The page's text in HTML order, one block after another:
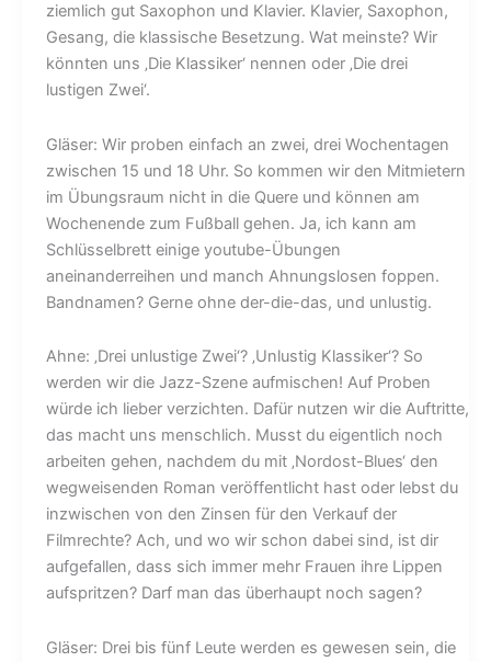
ziemlich gut Saxophon und Klavier. Klavier, Saxophon,
Gesang, die klassische Besetzung. Wat meinste? Wir
könnten uns ‚Die Klassiker‘ nennen oder ‚Die drei
lustigen Zwei‘.
Gläser: Wir proben einfach an zwei, drei Wochentagen
zwischen 15 und 18 Uhr. So kommen wir den Mitmietern
im Übungsraum nicht in die Quere und können am
Wochenende zum Fußball gehen. Ja, ich kann am
Schlüsselbrett einige youtube-Übungen
aneinanderreihen und manch Ahnungslosen foppen.
Bandnamen? Gerne ohne der-die-das, und unlustig.
Ahne: ‚Drei unlustige Zwei‘? ‚Unlustig Klassiker‘? So
werden wir die Jazz-Szene aufmischen! Auf Proben
würde ich lieber verzichten. Dafür nutzen wir die Auftritte,
das macht uns menschlich. Musst du eigentlich noch
arbeiten gehen, nachdem du mit ‚Nordost-Blues‘ den
wegweisenden Roman veröffentlicht hast oder lebst du
inzwischen von den Zinsen für den Verkauf der
Filmrechte? Ach, und wo wir schon dabei sind, ist dir
aufgefallen, dass sich immer mehr Frauen ihre Lippen
aufspritzen? Darf man das überhaupt noch sagen?
Gläser: Drei bis fünf Leute werden es gewesen sein, die